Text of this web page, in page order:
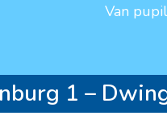
Van
1 –